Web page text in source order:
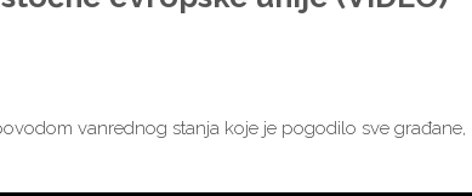
vanrednog stanja koje je pogodilo sve građane,